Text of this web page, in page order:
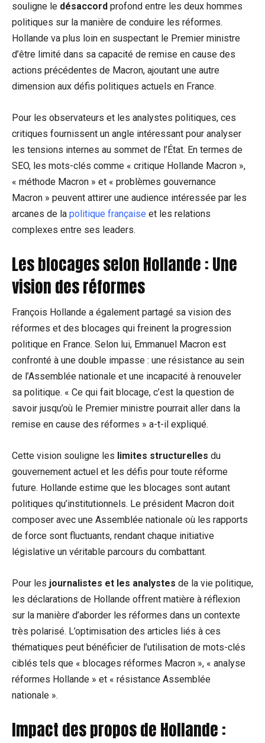
souligne le désaccord profond entre les deux hommes
politiques sur la manière de conduire les réformes.
Hollande va plus loin en suspectant le Premier ministre
d’être limité dans sa capacité de remise en cause des
actions précédentes de Macron, ajoutant une autre
dimension aux défis politiques actuels en France.
Pour les observateurs et les analystes politiques, ces
critiques fournissent un angle intéressant pour analyser
les tensions internes au sommet de l’État. En termes de
SEO, les mots-clés comme « critique Hollande Macron »,
« méthode Macron » et « problèmes gouvernance
Macron » peuvent attirer une audience intéressée par les
arcanes de la politique française et les relations
complexes entre ses leaders.
Les blocages selon Hollande : Une
vision des réformes
François Hollande a également partagé sa vision des
réformes et des blocages qui freinent la progression
politique en France. Selon lui, Emmanuel Macron est
confronté à une double impasse : une résistance au sein
de l’Assemblée nationale et une incapacité à renouveler
sa politique. « Ce qui fait blocage, c’est la question de
savoir jusqu’où le Premier ministre pourrait aller dans la
remise en cause des réformes » a-t-il expliqué.
Cette vision souligne les limites structurelles du
gouvernement actuel et les défis pour toute réforme
future. Hollande estime que les blocages sont autant
politiques qu’institutionnels. Le président Macron doit
composer avec une Assemblée nationale où les rapports
de force sont fluctuants, rendant chaque initiative
législative un véritable parcours du combattant.
Pour les journalistes et les analystes de la vie politique,
les déclarations de Hollande offrent matière à réflexion
sur la manière d’aborder les réformes dans un contexte
très polarisé. L’optimisation des articles liés à ces
thématiques peut bénéficier de l’utilisation de mots-clés
ciblés tels que « blocages réformes Macron », « analyse
réformes Hollande » et « résistance Assemblée
nationale ».
Impact des propos de Hollande :